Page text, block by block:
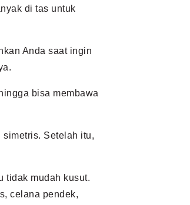
di tas untuk
Anda saat ingin
bisa membawa
Setelah itu,
tidak mudah kusut.
celana pendek,